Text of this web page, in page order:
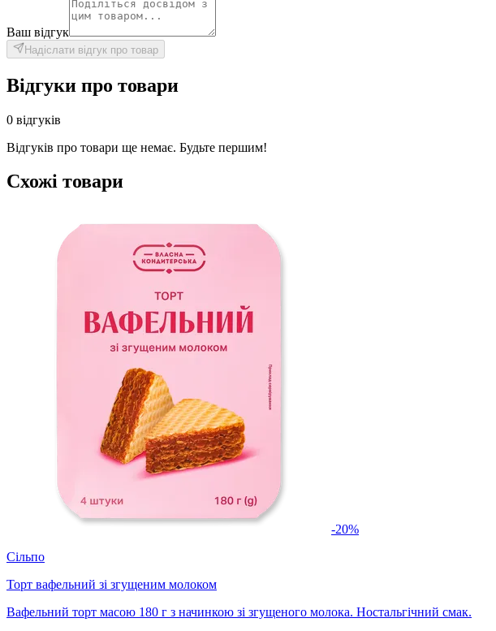
Ваш відгук
Надіслати відгук про товар
Відгуки про товари
0 відгуків
Відгуків про товари ще немає. Будьте першим!
Схожі товари
-20%
Сільпо
Торт вафельний зі згущеним молоком
Вафельний торт масою 180 г з начинкою зі згущеного молока. Ностальгічний смак.